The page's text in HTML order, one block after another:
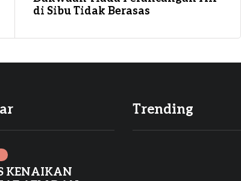
di Sibu Tidak Berasas
KENAIKAN
Trending